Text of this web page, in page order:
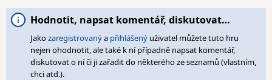
Hodnotit, napsat komentář, diskutovat…
Jakozaregistrovanýa přihlášený uživatel můžete tuto hru
nejen ohodnotit, ale také k ní případně napsat komentář,
diskutovat o ní či ji zařadit do některého ze seznamů (vlastním,
chci atd.).